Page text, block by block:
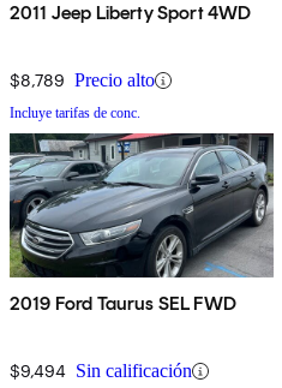
2011 Jeep Liberty Sport 4WD
$8,789 Precio alto
Incluye tarifas de conc.
2019 Ford Taurus SEL FWD
$9,494 Sin calificación